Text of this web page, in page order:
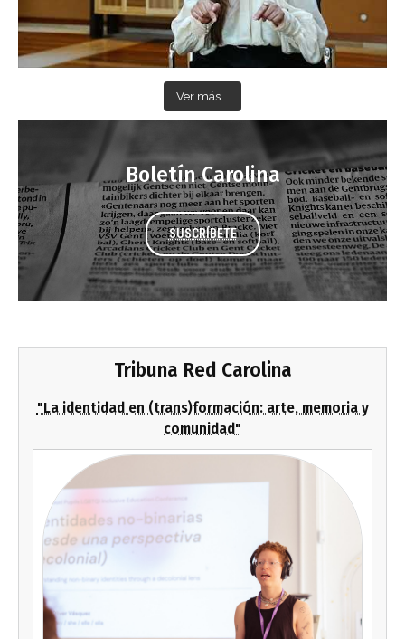
Ver más...
Boletín Carolina
SUSCRÍBETE
Tribuna Red Carolina
"La identidad en (trans)formación: arte, memoria y
comunidad"